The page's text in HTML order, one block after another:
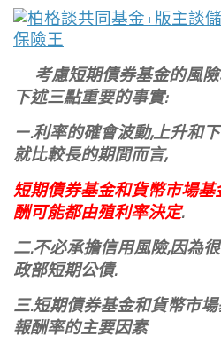
考慮短期債券基金的風險
下述三點重要的事實:
ㄧ.利率的確會波動,上升和
就比較長的期間而言,
短期債券基金和貨幣市場基
酬可能都由殖利率決定.
二.不必承擔信用風險,因為
政部短期公債.
三.短期債券基金和貨幣市
報酬率的主要因素